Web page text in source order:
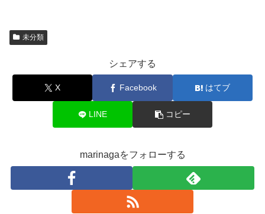
未分類
シェアする
X Facebook はてブ
LINE コピー
marinagaをフォローする